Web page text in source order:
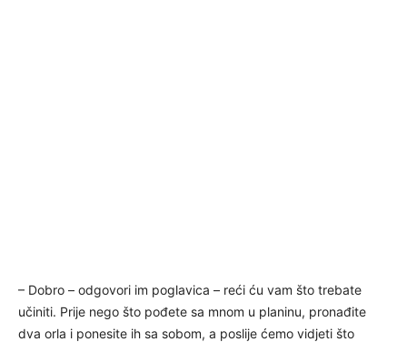
– Dobro – odgovori im poglavica – reći ću vam što trebate
učiniti. Prije nego što pođete sa mnom u planinu, pronađite
dva orla i ponesite ih sa sobom, a poslije ćemo vidjeti što